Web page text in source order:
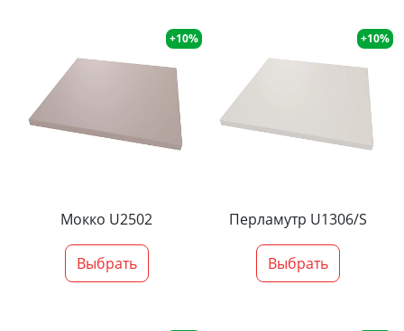
+10%
Мокко U2502
Выбрать
+10%
Перламутр U1306/S
Выбрать